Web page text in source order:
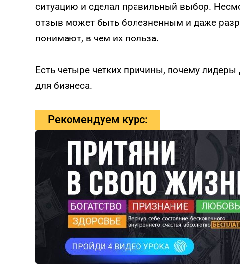
ситуацию и сделал правильный выбор.
отзыв может быть болезненным и даже
понимают, в чем их польза.
Есть четыре четких причины, почему
для бизнеса.
Рекомендуем курс: